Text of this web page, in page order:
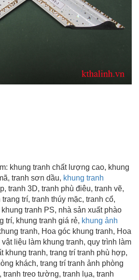
khung tranh chất lượng cao, khung
tranh sơn dầu, khung tranh
, tranh 3D, tranh phù điêu, tranh vẽ,
trang trí, tranh thúy mặc, tranh cổ,
tranh PS, nhà sản xuất phào
trí, khung tranh giá rẻ, khung ảnh
tranh, Hoa góc khung tranh, Hoa
liệu làm khung tranh, quy trình làm
khung tranh, trang trí tranh phù hợp,
khách, trang trí tranh ảnh phòng
tranh treo tường, tranh lụa, tranh